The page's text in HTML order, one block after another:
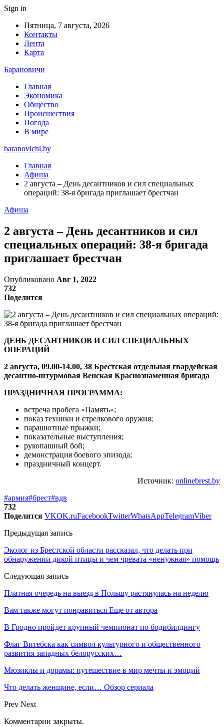
Sign in
Пятница, 7 августа, 2026
Контакты
Лента
Карта
Барановичи
Главная
Экономика
Общество
Происшествия
Погода
В мире
baranovichi.by
Главная
Афиша
2 августа – День десантников и сил специальных
операций: 38-я бригада приглашает брестчан
Афиша
2 августа – День десантников и сил
специальных операций: 38-я бригада
приглашает брестчан
Опубликовано Авг 1, 2022
732
Поделится
ДЕНЬ ДЕСАНТНИКОВ И СИЛ СПЕЦИАЛЬНЫХ
ОПЕРАЦИЙ
2 августа, 09.00-14.00, 38 Брестская отдельная гвардейская
десантно-штурмовая Венская Краснознаменная бригада
ПРАЗДНИЧНАЯ ПРОГРАММА:
встреча пробега «Память»;
показ техники и стрелкового оружия;
парашютные прыжки;
показательные выступления;
рукопашный бой;
демонстрация боевого эпизода;
праздничный концерт.
Источник: onlinebrest.by
#армия#брест#вдв
732
Поделится VKOK.ruFacebookTwitterWhatsAppTelegramViber
Предыдущая запись
Эколог из Брестской области рассказал, что делать при
обнаружении дикой птицы и чем чревата «ненужная» помощь
Следующая запись
Платная очередь на выезд в Польшу растянулась на неделю
Вам также могут понравиться Еще от автора
В Гродно пройдет крупный чемпионат по бодибилдингу
Флаг Витебска как символ культурного и общественного
развития западных белорусских…
Мюзиклы и дорамы: путешествие в мир мечты и эмоций
Что делать женщине, если… Обзор сериала
Prev Next
Комментарии закрыты.